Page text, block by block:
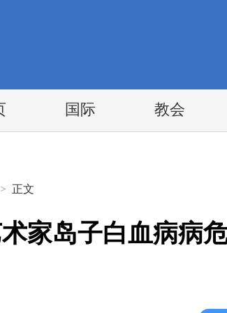
国际 教会
> 正文
家岛子白血病病